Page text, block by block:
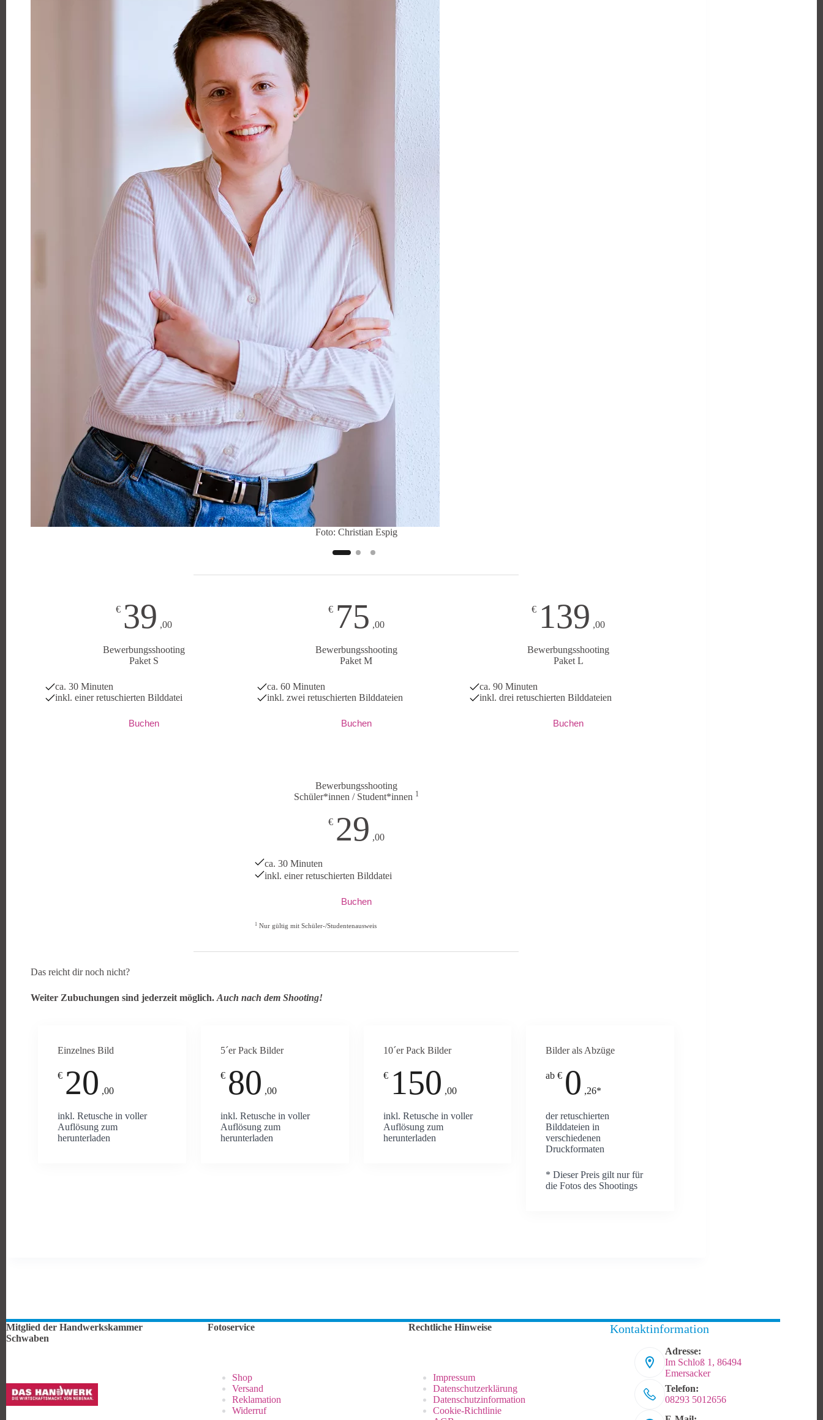
Foto: Christian Espig
€ 39 ,00
Bewerbungsshooting
Paket S
ca. 30 Minuten
inkl. einer retuschierten Bilddatei
Buchen
€ 75 ,00
Bewerbungsshooting
Paket M
ca. 60 Minuten
inkl. zwei retuschierten Bilddateien
Buchen
€ 139 ,00
Bewerbungsshooting
Paket L
ca. 90 Minuten
inkl. drei retuschierten Bilddateien
Buchen
Bewerbungsshooting
Schüler*innen / Student*innen 1
€ 29 ,00
ca. 30 Minuten
inkl. einer retuschierten Bilddatei
Buchen
1 Nur gültig mit Schüler-/Studentenausweis
Das reicht dir noch nicht?
Weiter Zubuchungen sind jederzeit möglich. Auch nach dem Shooting!
Einzelnes Bild
€ 20 ,00
inkl. Retusche in voller
Auflösung zum
herunterladen
5´er Pack Bilder
€ 80 ,00
inkl. Retusche in voller
Auflösung zum
herunterladen
10´er Pack Bilder
€ 150 ,00
inkl. Retusche in voller
Auflösung zum
herunterladen
Bilder als Abzüge
ab € 0 ,26*
der retuschierten
Bilddateien in
verschiedenen
Druckformaten
* Dieser Preis gilt nur für
die Fotos des Shootings
Mitglied der Handwerkskammer
Schwaben
Fotoservice
Shop
Versand
Reklamation
Widerruf
Rechtliche Hinweise
Impressum
Datenschutzerklärung
Datenschutzinformation
Cookie-Richtlinie
Kontaktinformation
Adresse:
Im Schloß 1, 86494
Emersacker
Telefon:
08293 5012656